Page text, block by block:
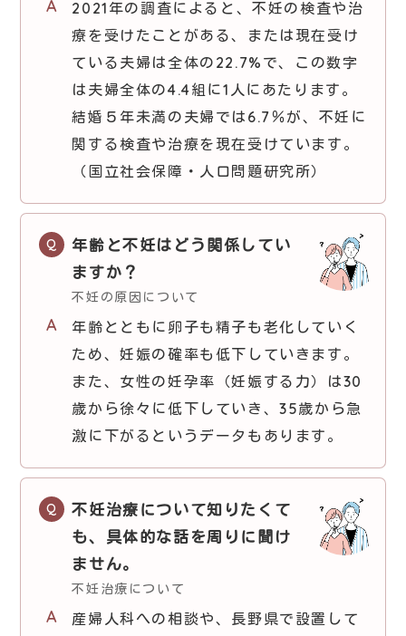
2021年の調査によると、不妊の検査や治
療を受けたことがある、または現在受け
ている夫婦は全体の22.7%で、この数字
は夫婦全体の4.4組に1人にあたります。
結婚５年未満の夫婦では6.7％が、不妊に
関する検査や治療を現在受けています。
（国立社会保障・人口問題研究所）
年齢と不妊はどう関係してい
ますか？
不妊の原因について
年齢とともに卵子も精子も老化していく
ため、妊娠の確率も低下していきます。
また、女性の妊孕率（妊娠する力）は30
歳から徐々に低下していき、35歳から急
激に下がるというデータもあります。
不妊治療について知りたくて
も、具体的な話を周りに聞け
ません。
不妊治療について
産婦人科への相談や、長野県で設置して